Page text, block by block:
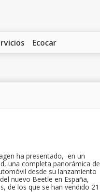
Ecocar
ha presentado, en un
una completa panorámica de
desde su lanzamiento
nuevo Beetle en España,
de los que se han vendido 21